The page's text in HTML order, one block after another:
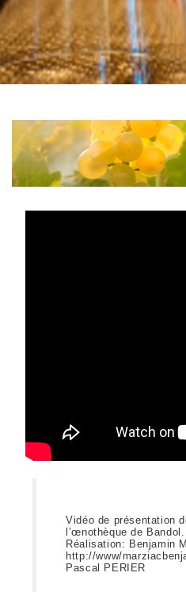
Vidéo de présentation
l’œnothèque de Bandol.
Réalisation: Benjamin
http://www/
Pascal PERIER